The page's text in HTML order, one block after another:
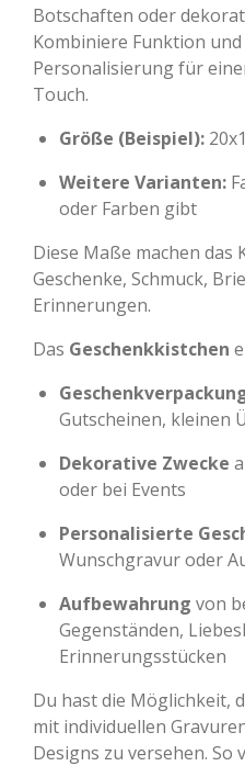
Botschaften oder
Kombiniere Funktion
Personalisierung für
Touch.
Größe (Beispiel):
Weitere Varianten:
oder Farben gibt
Diese Maße machen das
Geschenke, Schmuck,
Erinnerungen.
Das Geschenkkistchen
Gutscheinen, kleinen
Dekorative Zwecke
oder bei Events
Personalisierte
Wunschgravur oder
Aufbewahrung von
Gegenständen,
Erinnerungsstücken
Du hast die Möglichkeit,
mit individuellen
Designs zu versehen. So